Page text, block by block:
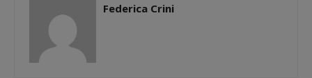
Federica Crini